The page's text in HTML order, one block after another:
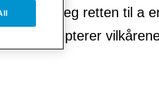
seg retten til a
aksepterer